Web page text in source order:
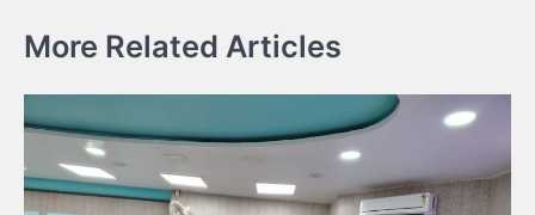
More Related Articles